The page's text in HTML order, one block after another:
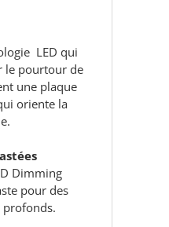
LED qui
le pourtour de
une plaque
oriente la
Dimming
pour des
profonds.